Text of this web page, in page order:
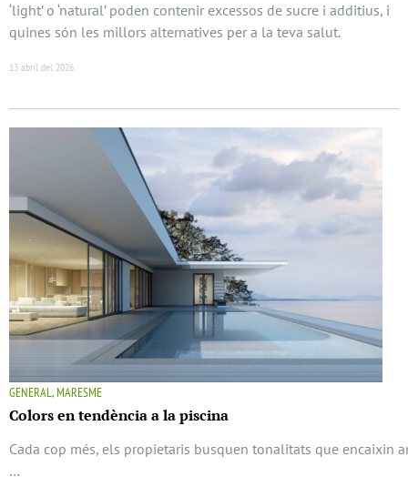
‘light’ o ‘natural’ poden contenir excessos de sucre i additius, i
quines són les millors alternatives per a la teva salut.
13 abril del 2026
GENERAL, MARESME
Colors en tendència a la piscina
Cada cop més, els propietaris busquen tonalitats que encaixin
…